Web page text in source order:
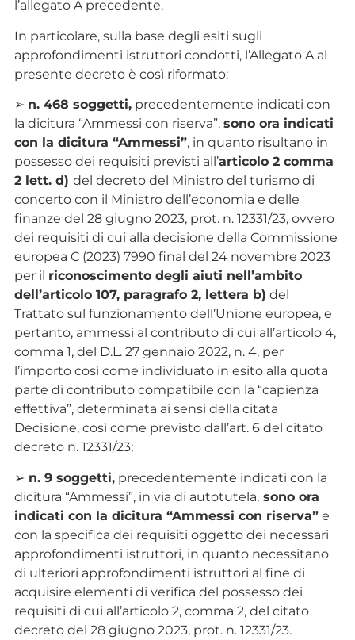
l’allegato A precedente.
In particolare, sulla base degli esiti sugli
approfondimenti istruttori condotti, l’Allegato A al
presente decreto è così riformato:
➢ n. 468 soggetti,precedentemente indicati con
la dicitura “Ammessi con riserva”, sono ora indicati
con la dicitura “Ammessi”, in quanto risultano in
possesso dei requisiti previsti all’articolo 2 comma
2 lett. d) del decreto del Ministro del turismo di
concerto con il Ministro dell’economia e delle
finanze del 28 giugno 2023, prot. n. 12331/23, ovvero
dei requisiti di cui alla decisione della Commissione
europea C (2023) 7990 final del 24 novembre 2023
per il riconoscimento degli aiuti nell’ambito
dell’articolo 107, paragrafo 2, lettera b) del
Trattato sul funzionamento dell’Unione europea, e
pertanto, ammessi al contributo di cui all’articolo 4,
comma 1, del D.L. 27 gennaio 2022, n. 4, per
l’importo così come individuato in esito alla quota
parte di contributo compatibile con la “capienza
effettiva”, determinata ai sensi della citata
Decisione, così come previsto dall’art. 6 del citato
decreto n. 12331/23;
➢ n. 9 soggetti,precedentemente indicati con la
dicitura “Ammessi”, in via di autotutela,sono ora
indicati con la dicitura “Ammessi con riserva”e
con la specifica dei requisiti oggetto dei necessari
approfondimenti istruttori, in quanto necessitano
di ulteriori approfondimenti istruttori al fine di
acquisire elementi di verifica del possesso dei
requisiti di cui all’articolo 2, comma 2, del citato
decreto del 28 giugno 2023, prot. n. 12331/23.